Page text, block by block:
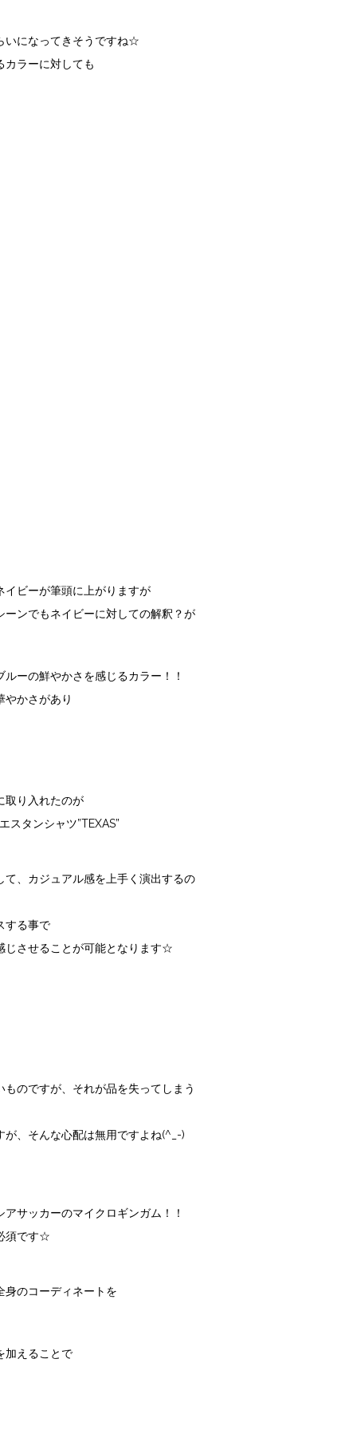
いになってきそうですね☆
カラーに対しても
イビーが筆頭に上がりますが
ンでもネイビーに対しての解釈？が
ーの鮮やかさを感じるカラー！！
やかさがあり
取り入れたのが
スタンシャツ”TEXAS”
、カジュアル感を上手く演出するの
する事で
じさせることが可能となります☆
のですが、それが品を失ってしまう
、そんな心配は無用ですよね(^_-)
サッカーのマイクロギンガム！！
須です☆
身のコーディネートを
加えることで